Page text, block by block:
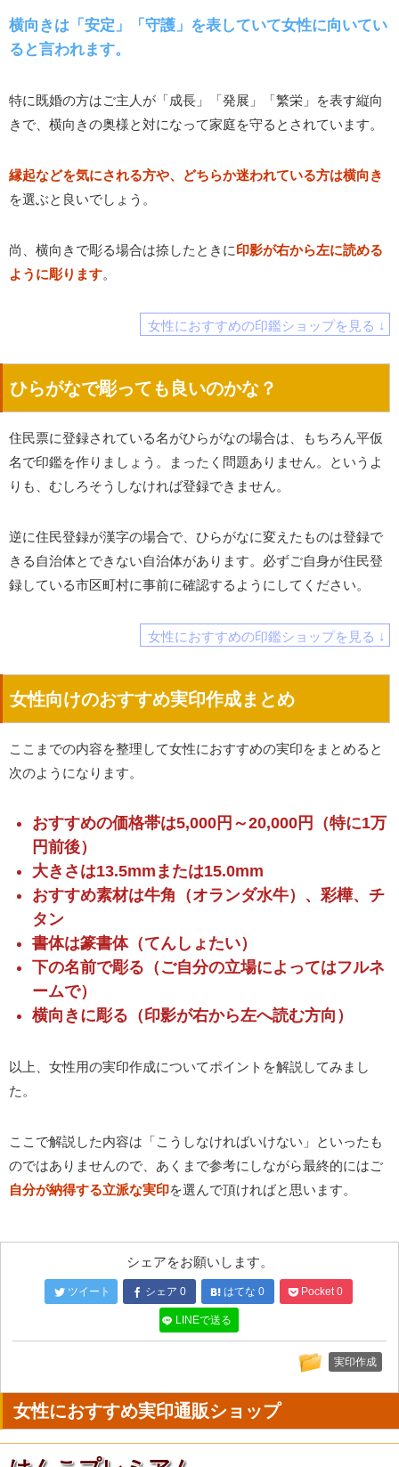
横向きは「安定」「守護」を表していて女性に向いてい
ると言われます。
特に既婚の方はご主人が「成長」「発展」「繁栄」を表す縦向
きで、横向きの奥様と対になって家庭を守るとされています。
縁起などを気にされる方や、どちらか迷われている方は横向き
を選ぶと良いでしょう。
尚、横向きで彫る場合は捺したときに印影が右から左に読める
ように彫ります。
女性におすすめの印鑑ショップを見る ↓
ひらがなで彫っても良いのかな？
住民票に登録されている名がひらがなの場合は、もちろん平仮
名で印鑑を作りましょう。まったく問題ありません。というよ
りも、むしろそうしなければ登録できません。
逆に住民登録が漢字の場合で、ひらがなに変えたものは登録で
きる自治体とできない自治体があります。必ずご自身が住民登
録している市区町村に事前に確認するようにしてください。
女性におすすめの印鑑ショップを見る ↓
女性向けのおすすめ実印作成まとめ
ここまでの内容を整理して女性におすすめの実印をまとめると
次のようになります。
おすすめの価格帯は5,000円～20,000円（特に1万
円前後）
大きさは13.5mmまたは15.0mm
おすすめ素材は牛角（オランダ水牛）、彩樺、チ
タン
書体は篆書体（てんしょたい）
下の名前で彫る（ご自分の立場によってはフルネ
ームで）
横向きに彫る（印影が右から左へ読む方向）
以上、女性用の実印作成についてポイントを解説してみまし
た。
ここで解説した内容は「こうしなければいけない」といったも
のではありませんので、あくまで参考にしながら最終的にはご
自分が納得する立派な実印を選んで頂ければと思います。
シェアをお願いします。
ツイート シェア 0 はてな 0 Pocket 0
LINEで送る
実印作成
女性におすすめ実印通販ショップ